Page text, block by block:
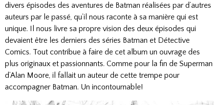
divers épisodes des aventures de Batman réalisées par d’autres
auteurs par le passé, qu’il nous raconte à sa manière qui est
unique. Il nous livre sa propre vision des deux épisodes qui
devaient être les derniers des séries Batman et Détective
Comics. Tout contribue à faire de cet album un ouvrage des
plus originaux et passionnants. Comme pour la fin de Superman
d’Alan Moore, il fallait un auteur de cette trempe pour
accompagner Batman. Un incontournable!